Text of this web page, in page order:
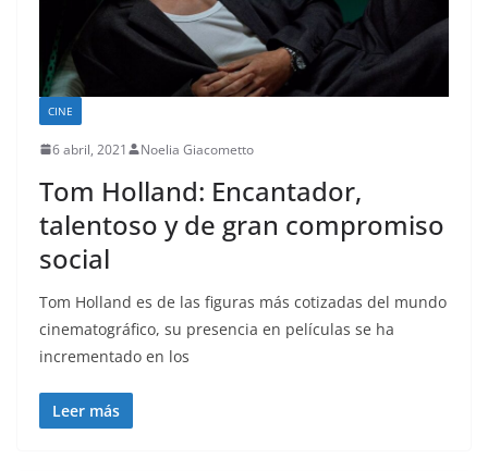
CINE
6 abril, 2021 Noelia Giacometto
Tom Holland: Encantador,
talentoso y de gran compromiso
social
Tom Holland es de las figuras más cotizadas del mundo
cinematográfico, su presencia en películas se ha
incrementado en los
Leer más